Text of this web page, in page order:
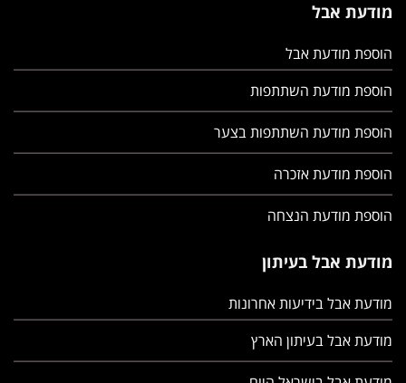
מודעת אבל
הוספת מודעת אבל
הוספת מודעת השתתפות
הוספת מודעת השתתפות בצער
הוספת מודעת אזכרה
הוספת מודעת הנצחה
מודעת אבל בעיתון
מודעת אבל בידיעות אחרונות
מודעת אבל בעיתון הארץ